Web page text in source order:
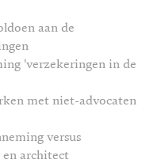
aan de
'verzekeringen in de
met niet-advocaten
versus
en architect